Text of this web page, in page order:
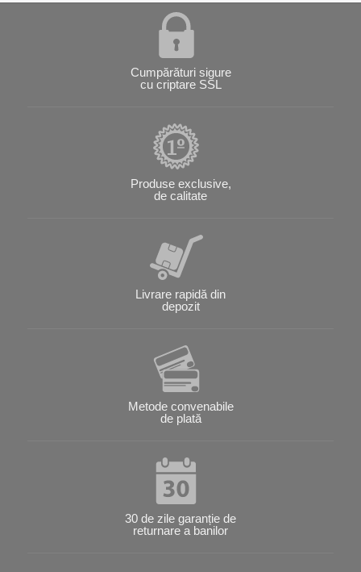
Cumpărături sigure
cu criptare SSL
Produse exclusive,
de calitate
Livrare rapidă din
depozit
Metode convenabile
de plată
30 de zile garanție de
returnare a banilor